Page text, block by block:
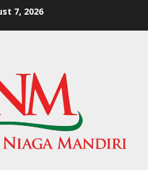
7, 2026